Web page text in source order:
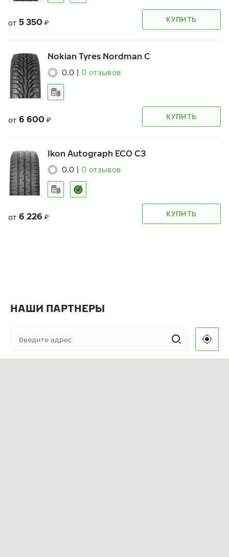
от 5 350 ₽ КУПИТЬ
Nokian Tyres Nordman C
0.0 0 отзывов
от 6 600 ₽ КУПИТЬ
Ikon Autograph ECO C3
0.0 0 отзывов
от 6 226 ₽ КУПИТЬ
НАШИ ПАРТНЕРЫ